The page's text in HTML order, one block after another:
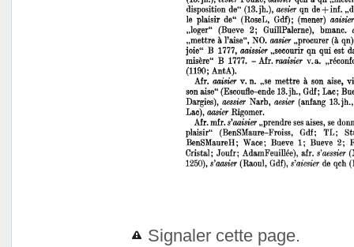
Signaler cette page.